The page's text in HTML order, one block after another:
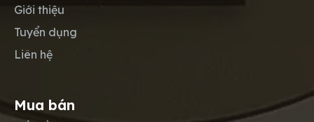
Giới thiệu
Tuyển dụng
Liên hệ
Mua bán